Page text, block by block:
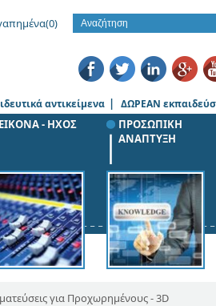
(0)
αντικείμενα | ΔΩΡΕΑΝ
ΕΙΚΟΝΑ - ΗΧΟΣ
ΠΡΟΣΩΠΙΚΗ
ΑΝΑΠΤΥΞΗ
για Προχωρημένους - 3D